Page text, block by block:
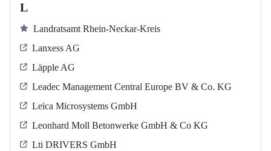
L
Landratsamt Rhein-Neckar-Kreis
Lanxess AG
Läpple AG
Leadec Management Central Europe BV & Co. KG
Leica Microsystems GmbH
Leonhard Moll Betonwerke GmbH & Co KG
Lti DRIVERS GmbH